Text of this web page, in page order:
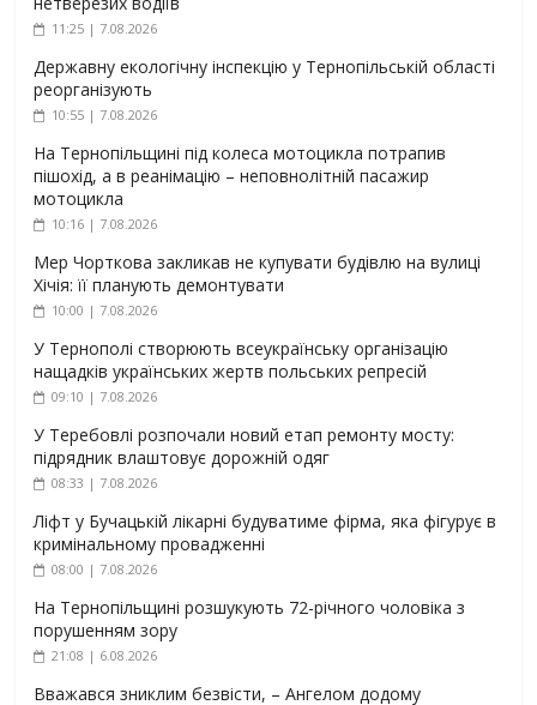
11:25 | 7.08.2026
Державну екологічну інспекцію у Тернопільській області
реорганізують
10:55 | 7.08.2026
На Тернопільщині під колеса мотоцикла потрапив
пішохід, а в реанімацію – неповнолітній пасажир
мотоцикла
10:16 | 7.08.2026
Мер Чорткова закликав не купувати будівлю на вулиці
Хічія: її планують демонтувати
10:00 | 7.08.2026
У Тернополі створюють всеукраїнську організацію
нащадків українських жертв польських репресій
09:10 | 7.08.2026
У Теребовлі розпочали новий етап ремонту мосту:
підрядник влаштовує дорожній одяг
08:33 | 7.08.2026
Ліфт у Бучацькій лікарні будуватиме фірма, яка фігурує в
кримінальному провадженні
08:00 | 7.08.2026
На Тернопільщині розшукують 72-річного чоловіка з
порушенням зору
21:08 | 6.08.2026
Вважався зниклим безвісти, – Ангелом додому